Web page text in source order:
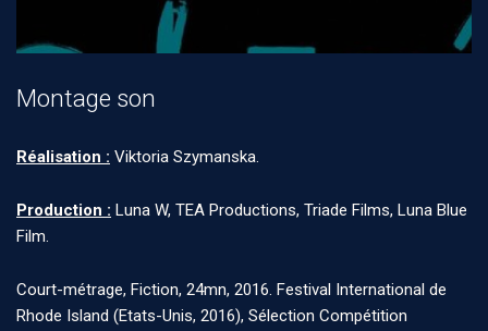
Montage son
Réalisation : Viktoria Szymanska.
Production : Luna W, TEA Productions, Triade Films, Luna Blue
Film.
Court-métrage, Fiction, 24mn, 2016. Festival International de
Rhode Island (Etats-Unis, 2016), Sélection Compétition